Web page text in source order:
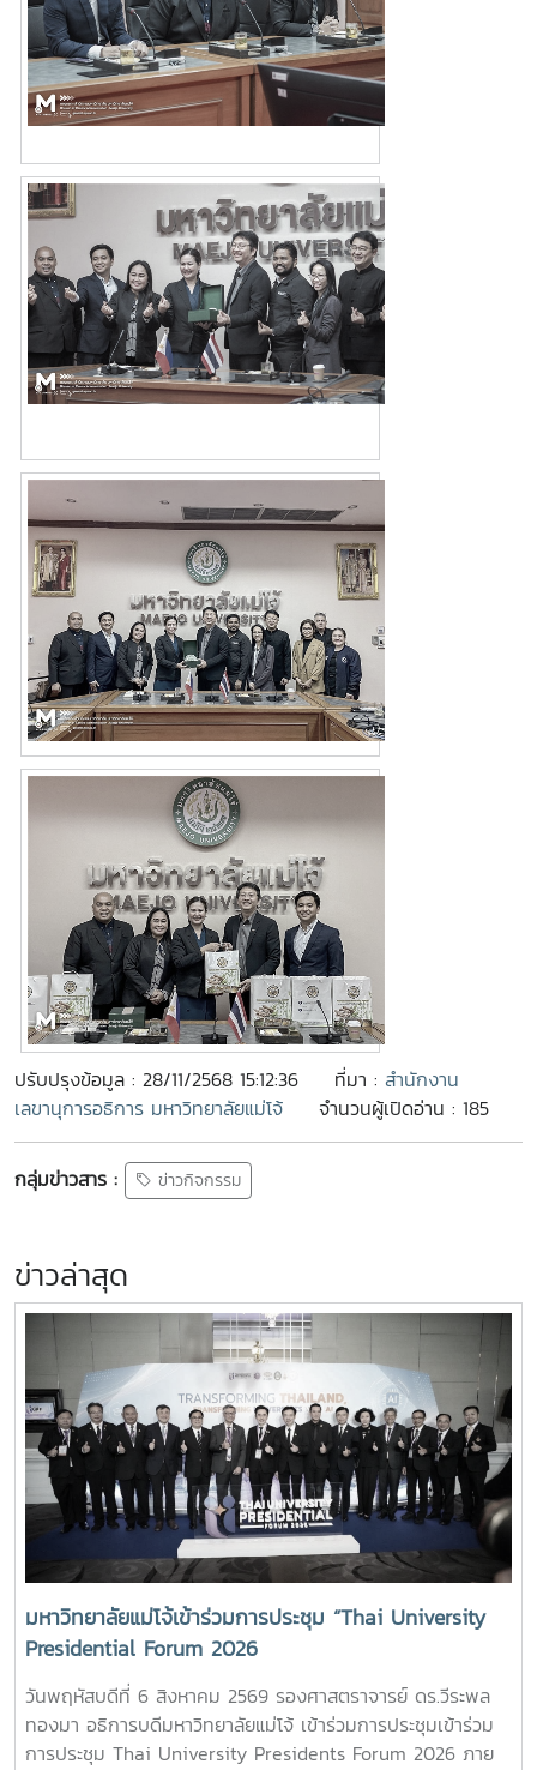
ปรับปรุงข้อมูล : 28/11/2568 15:12:36 ที่มา : สำนักงาน
เลขานุการอธิการ มหาวิทยาลัยแม่โจ้
จำนวนผู้เปิดอ่าน : 185
กลุ่มข่าวสาร : ข่าวกิจกรรม
ข่าวล่าสุด
มหาวิทยาลัยแม่โจ้เข้าร่วมการประชุม “Thai University
Presidential Forum 2026
วันพฤหัสบดีที่ 6 สิงหาคม 2569 รองศาสตราจารย์ ดร.วีระพล
ทองมา อธิการบดีมหาวิทยาลัยแม่โจ้ เข้าร่วมการประชุมเข้าร่วม
การประชุม Thai University Presidents Forum 2026 ภาย